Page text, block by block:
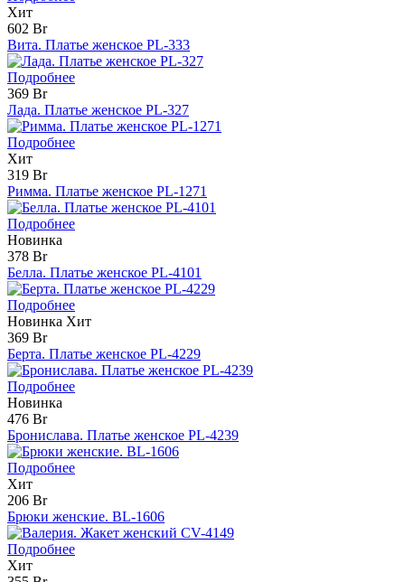
Хит
602 Br
Вита. Платье женское PL-333
Подробнее
369 Br
Лада. Платье женское PL-327
Подробнее
Хит
319 Br
Римма. Платье женское PL-1271
Подробнее
Новинка
378 Br
Белла. Платье женское PL-4101
Подробнее
Новинка Хит
369 Br
Берта. Платье женское PL-4229
Подробнее
Новинка
476 Br
Бронислава. Платье женское PL-4239
Подробнее
Хит
206 Br
Брюки женские. BL-1606
Подробнее
Хит